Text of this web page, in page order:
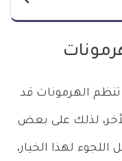
الهرمونات قد
لذلك على بعض
لهذا الخيار،